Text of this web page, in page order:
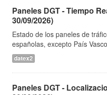
Paneles DGT - Tiempo
30/09/2026)
Estado de los paneles de
españolas, excepto País
datex2
Paneles DGT -